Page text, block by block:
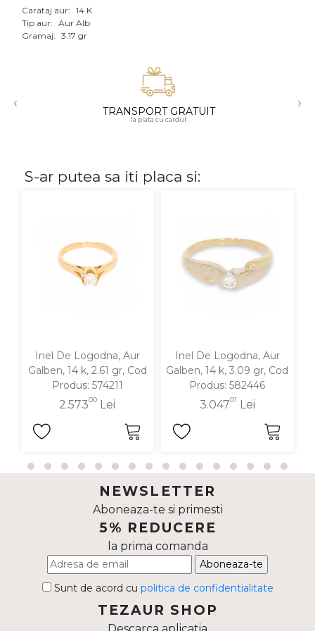
Aur mixt
18K
Carataj aur: 14 K
Tip aur: Aur Alb
Gramaj: 3.17 gr
‹ TRANSPORT GRATUIT
la plata cu cardul
›
S-ar putea sa iti placa si:
Inel De Logodna, Aur
Galben, 14 k, 2.61 gr, Cod
Produs: 574211
2.57300 Lei
Inel De Logodna, Aur
Galben, 14 k, 3.09 gr, Cod
Produs: 582446
3.04701 Lei
NEWSLETTER
Aboneaza-te si primesti
5% REDUCERE
la prima comanda
Aboneaza-te
Sunt de acord cu politica de confidentialitate
TEZAUR SHOP